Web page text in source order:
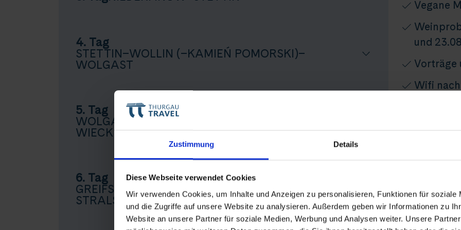
Zustimmung Details
Diese Webseite verwendet Cookies
Wir verwenden Cookies, um Inhalte und Anzeigen zu personalisieren, Funktionen für soziale
und die Zugriffe auf unsere Website zu analysieren. Außerdem geben wir Informationen zu
Website an unsere Partner für soziale Medien, Werbung und Analysen weiter. Unsere
Teile diese Reise
Von Berlin zu den Ostseeinseln
4. Tag
STETTIN–WOLLIN (–KAMIEŃ POMORSKI)–
WOLGAST
5. Tag
WOLGAST–PEENEMÜNDE/USEDOM–GREIFSWALD
WIECK
6. Tag
GREIFSWALD WIECK–LAUTERBACH/RÜGEN–
STRALSUND
Vegane
und
Vorträge
Wifi
Thurgau
Audio-
Nicht
An-/